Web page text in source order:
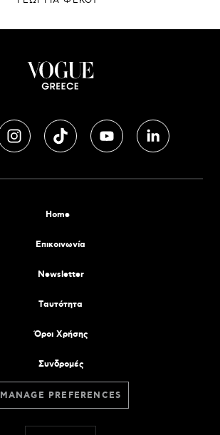
Home
Επικοινωνία
Newsletter
Tαυτότητα
Όροι Χρήσης
Συνδρομές
MANAGE PREFERENCES